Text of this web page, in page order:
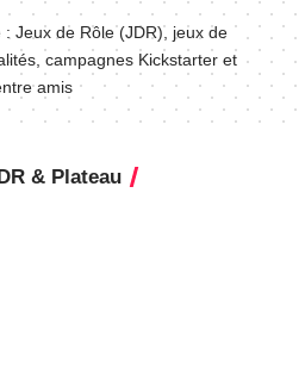
: Jeux de Rôle (JDR), jeux de
campagnes Kickstarter et
amis
& Plateau